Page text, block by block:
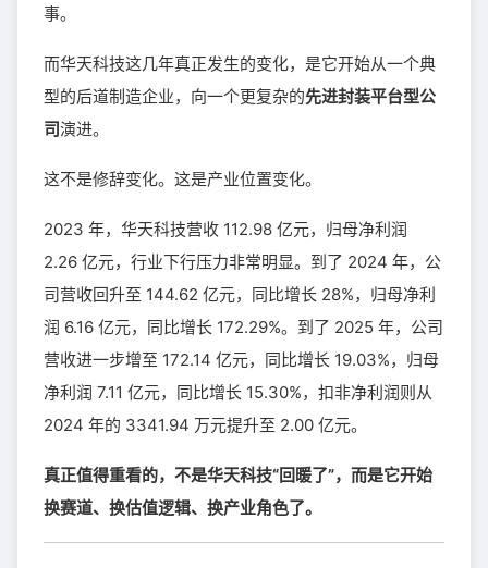
事。
而华天科技这几年真正发生的变化，是它开始从一个典
型的后道制造企业，向一个更复杂的先进封装平台型公
司演进。
这不是修辞变化。这是产业位置变化。
2023 年，华天科技营收 112.98 亿元，归母净利润
2.26 亿元，行业下行压力非常明显。到了 2024 年，公
司营收回升至 144.62 亿元，同比增长 28%，归母净利
润 6.16 亿元，同比增长 172.29%。到了 2025 年，公司
营收进一步增至 172.14 亿元，同比增长 19.03%，归母
净利润 7.11 亿元，同比增长 15.30%，扣非净利润则从
2024 年的 3341.94 万元提升至 2.00 亿元。
真正值得重看的，不是华天科技“回暖了”，而是它开始
换赛道、换估值逻辑、换产业角色了。